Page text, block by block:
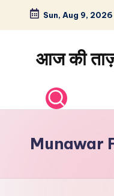
Skip
content
Sun, Aug 9, 2026
आज की
–
Munawar